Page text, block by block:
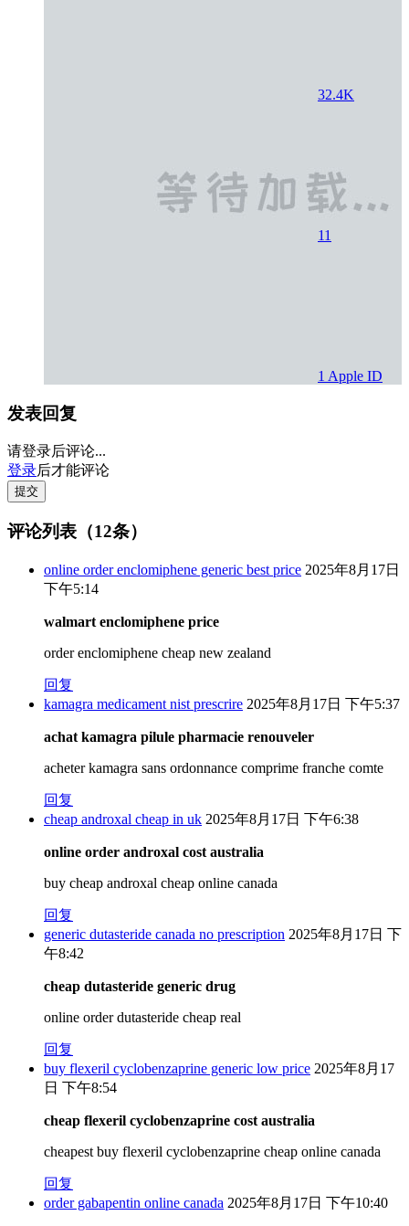
32.4K
11
1 Apple ID
发表回复
请登录后评论...
登录后才能评论
提交
评论列表（12条）
online order enclomiphene generic best price 2025年8月17日
下午5:14
walmart enclomiphene price
order enclomiphene cheap new zealand
回复
kamagra medicament nist prescrire 2025年8月17日 下午5:37
achat kamagra pilule pharmacie renouveler
acheter kamagra sans ordonnance comprime franche comte
回复
cheap androxal cheap in uk 2025年8月17日 下午6:38
online order androxal cost australia
buy cheap androxal cheap online canada
回复
generic dutasteride canada no prescription 2025年8月17日 下
午8:42
cheap dutasteride generic drug
online order dutasteride cheap real
回复
buy flexeril cyclobenzaprine generic low price 2025年8月17
日 下午8:54
cheap flexeril cyclobenzaprine cost australia
cheapest buy flexeril cyclobenzaprine cheap online canada
回复
order gabapentin online canada 2025年8月17日 下午10:40